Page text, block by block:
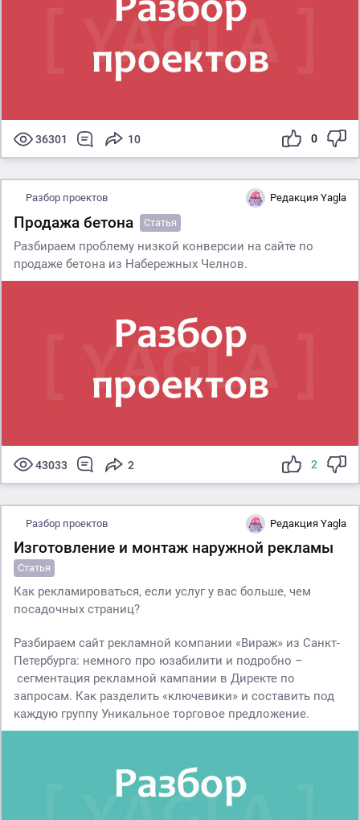
36301 10 0
Разбор проектов Редакция Yagla
Продажа бетона Статья
Разбираем проблему низкой конверсии на сайте по
продаже бетона из Набережных Челнов.
43033 2 2
Разбор проектов Редакция Yagla
Изготовление и монтаж наружной рекламы
Статья
Как рекламироваться, если услуг у вас больше, чем
посадочных страниц?
Разбираем сайт рекламной компании «Вираж» из Санкт-
Петербурга: немного про юзабилити и подробно –
сегментация рекламной кампании в Директе по
запросам. Как разделить «ключевики» и составить под
каждую группу Уникальное торговое предложение.